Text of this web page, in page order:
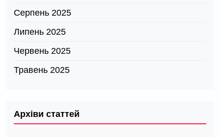
Серпень 2025
Липень 2025
Червень 2025
Травень 2025
Архіви статтей